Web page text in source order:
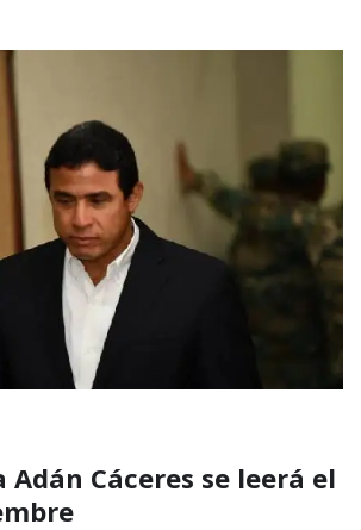
Adán Cáceres se leerá el